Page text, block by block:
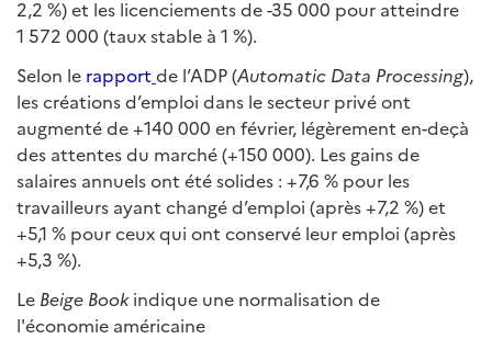
2,2 %) et les licenciements de -35 000 pour atteindre
1 572 000 (taux stable à 1 %).
Selon le rapport de l’ADP (Automatic Data Processing),
les créations d’emploi dans le secteur privé ont
augmenté de +140 000 en février, légèrement en-deçà
des attentes du marché (+150 000). Les gains de
salaires annuels ont été solides : +7,6 % pour les
travailleurs ayant changé d’emploi (après +7,2 %) et
+5,1 % pour ceux qui ont conservé leur emploi (après
+5,3 %).
Le Beige Bookindique une normalisation de
l'économie américaine